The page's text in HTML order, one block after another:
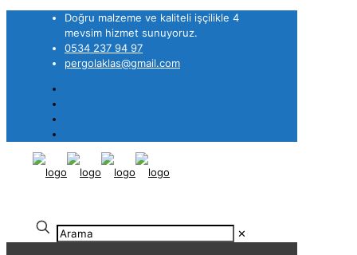
Doğru malzeme ve kaliteli işçilikle 4
mevsim hizmet sunuyoruz.
0534 237 94 97
pergolaklas@gmail.com
✕